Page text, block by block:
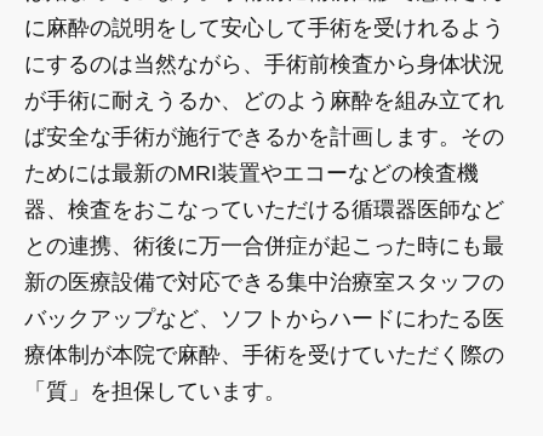
に麻酔の説明をして安心して手術を受けれるよう
にするのは当然ながら、手術前検査から身体状況
が手術に耐えうるか、どのよう麻酔を組み立てれ
ば安全な手術が施行できるかを計画します。その
ためには最新のMRI装置やエコーなどの検査機
器、検査をおこなっていただける循環器医師など
との連携、術後に万一合併症が起こった時にも最
新の医療設備で対応できる集中治療室スタッフの
バックアップなど、ソフトからハードにわたる医
療体制が本院で麻酔、手術を受けていただく際の
「質」を担保しています。